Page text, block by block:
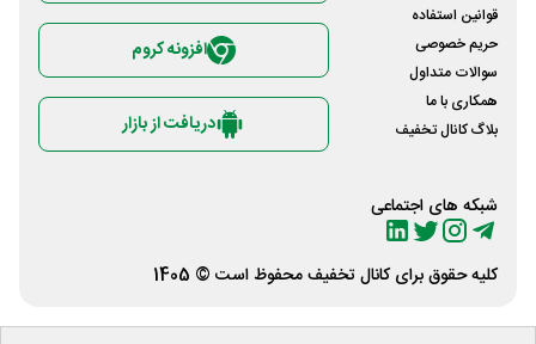
قوانین استفاده
حریم خصوصی
سوالات متداول
همکاری با ما
بلاگ کانال تخفیف
شبکه های اجتماعی
افزونه کروم
دریافت از بازار
کلیه حقوق برای کانال تخفیفمحفوظ است © 1405